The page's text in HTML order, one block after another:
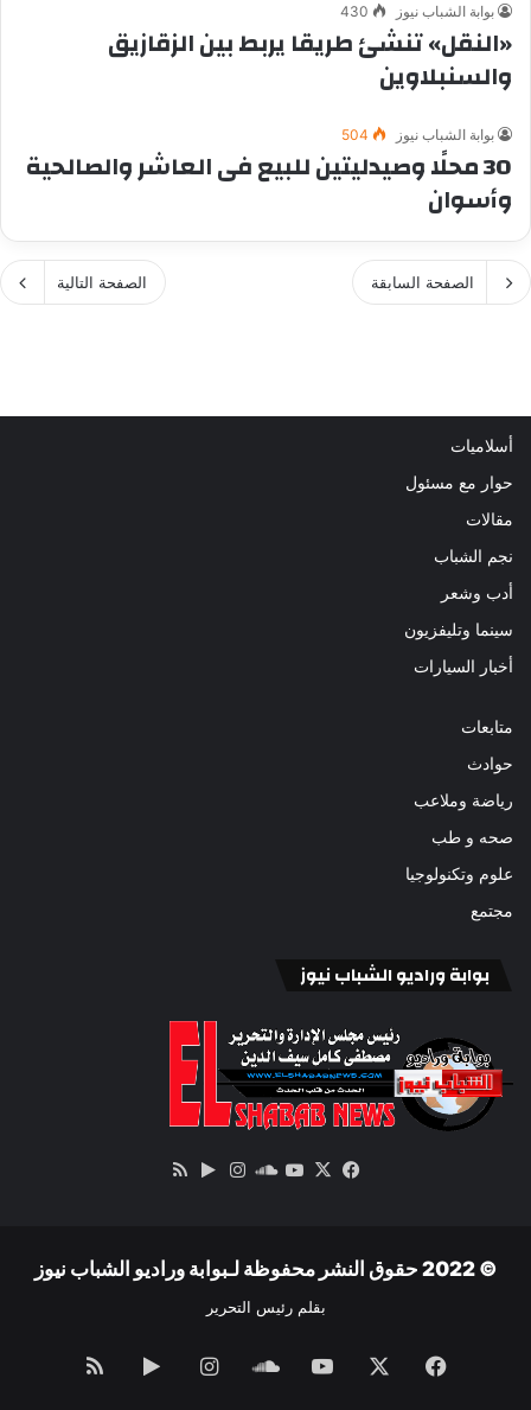
بوابة الشباب نيوز 430
«النقل» تنشئ طريقا يربط بين الزقازيق
والسنبلاوين
بوابة الشباب نيوز 504
30 محلًا وصيدليتين للبيع فى العاشر والصالحية
وأسوان
الصفحة السابقة الصفحة التالية
أسلاميات
حوار مع مسئول
مقالات
نجم الشباب
أدب وشعر
سينما وتليفزيون
أخبار السيارات
متابعات
حوادث
رياضة وملاعب
صحه و طب
علوم وتكنولوجيا
مجتمع
بوابة وراديو الشباب نيوز
فيسبوك
‫X
‫YouTube
ساوندانستقرام‏Google
© 2022 حقوق النشر محفوظة لـبوابة وراديو الشباب نيوز
بقلم رئيس التحرير
فيسبوك ‫YouTubeساوندانستقرام‏Googleملخص